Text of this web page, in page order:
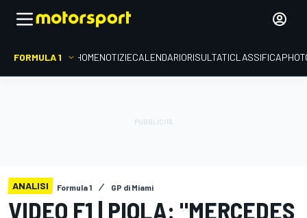
FORMULA 1 HOMENOTIZIECALENDARIORISULTATICLASSIFICA
ANALISI Formula 1 GP di Miami
VIDEO F1 | PIOLA: "MERCEDES